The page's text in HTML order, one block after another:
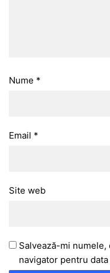
Nume *
Email *
Site web
Salvează-mi
navigator pentru